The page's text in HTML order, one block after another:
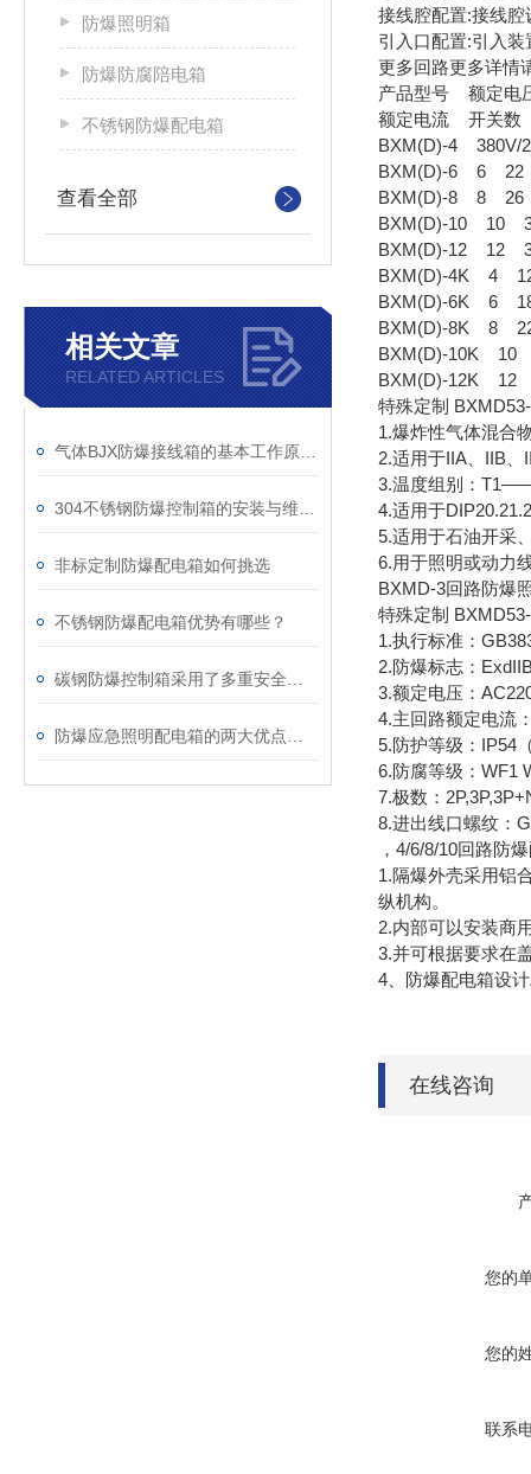
防爆照明箱
防爆防腐陪电箱
不锈钢防爆配电箱
查看全部
相关文章
RELATED ARTICLES
非标定制防爆配电箱如何挑选
不锈钢防爆配电箱优势有哪些？
接线腔配置:接线
引入口配置:引入装
更多回路更多详情
产品型号 额定
额定电流 开关
BXM(D)-4
BXM(D)-6 6 22
BXM(D)-8 8 26
BXM(D)-10 10
BXM(D)-12 12
BXM(D)-4K 4
BXM(D)-6K 6
BXM(D)-8K 8
BXM(D)-10K 10
BXM(D)-12K 12
特殊定制
1.爆炸性气体混合
2.适用于IIA、IIB
3.温度组别：
4.适用于
5.适用于石油开采
6.用于照明或动力
BXMD-3回路防爆
特殊定制
1.执行标准：
2.防爆标志：
3.额定电压：
4.主回路额定电流
5.防护等级：IP54
6.防腐等级：WF1
7.极数：
8.进出线口螺纹：
，4/6/8/10回路防
1.隔爆外壳采用铝
纵机构。
2.内部可以安装商
3.并可根据要求在
4、防爆配电箱设
在线咨询
您的
您的
联系